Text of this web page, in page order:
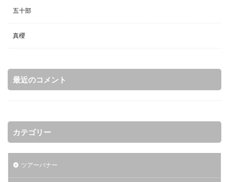
五十部
真櫻
最近のコメント
カテゴリー
ツアーバナー